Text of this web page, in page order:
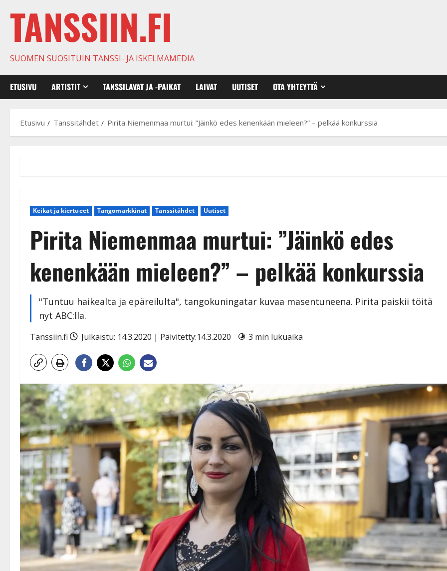
TANSSIIN.FI
SUOMEN SUOSITUIN TANSSI- JA ISKELMÄMEDIA
ETUSIVU ARTISTIT TANSSILAVAT JA -PAIKAT LAIVAT UUTISET OTA YHTEYTTÄ
Etusivu Tanssitähdet Pirita Niemenmaa murtui: ”Jäinkö edes kenenkään mieleen?” – pelkää konkurssia
Keikat ja kiertueet Tangomarkkinat Tanssitähdet Uutiset
Pirita Niemenmaa murtui: ”Jäinkö edes
kenenkään mieleen?” – pelkää konkurssia
"Tuntuu haikealta ja epäreilulta", tangokuningatar kuvaa masentuneena. Pirita paiskii töitä
nyt ABC:lla.
Tanssiin.fi Julkaistu: 14.3.2020 | Päivitetty:14.3.2020 3 min lukuaika